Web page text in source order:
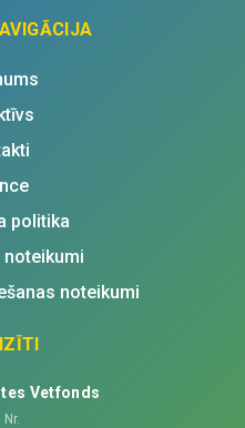
politika
noteikumi
Vetfonds
Nr.